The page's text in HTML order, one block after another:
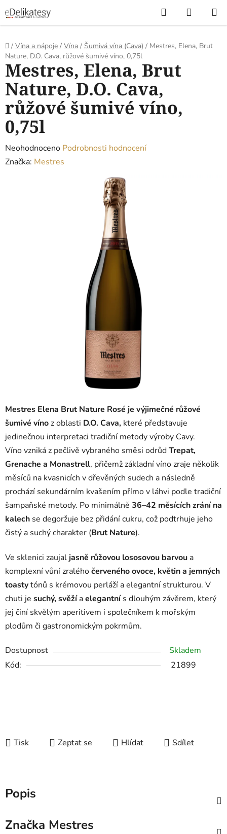
na
obsah
Hledat
KOŠÍK
Domů
/ Vína a nápoje / Vína / Šumivá vína (Cava) / Mestres, Elena, Brut
Nature, D.O. Cava, růžové šumivé víno, 0,75l
Mestres Elena Brut Nature Rosé je výjimečné růžové
šumivé vínoz oblasti D.O. Cava, které představuje
jedinečnou interpretaci tradiční metody výroby Cavy.
Víno vzniká z pečlivě vybraného směsi odrůdTrepat,
Grenache a Monastrell, přičemž základní víno zraje několik
měsíců na kvasnicích v dřevěných sudech a následně
prochází sekundárním kvašením přímo v láhvi podle tradiční
šampaňské metody. Po minimálně 36–42 měsících zrání na
kalech se degoržuje bez přidání cukru, což podtrhuje jeho
čistý a suchý charakter (Brut Nature).
Ve sklenici zaujal jasně růžovou lososovou barvou a
komplexní vůní zraléhočerveného ovoce, květin a jemných
toastytónů s krémovou perláží a elegantní strukturou. V
chuti je suchý, svěžíaelegantnís dlouhým závěrem, který
jej činí skvělým aperitivem i společníkem k mořským
plodům či gastronomickým pokrmům.
Dostupnost
Skladem
Kód:
21899
Tisk Zeptat se Hlídat Sdílet
Mestres, Elena, Brut
Nature, D.O. Cava,
růžové šumivé víno,
0,75l
Průměrné
hodnocení
Neohodnoceno Podrobnosti hodnocení
Značka: Mestres
Popis
Značka Mestres